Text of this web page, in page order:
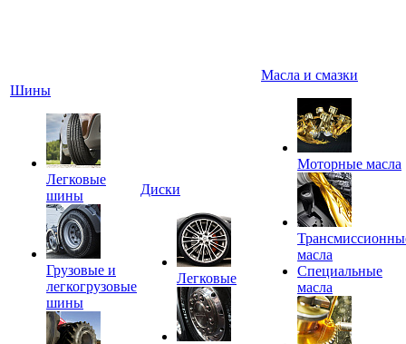
Шины
Легковые
шины
Грузовые и
легкогрузовые
шины
Диски
Легковые
Масла и смазки
Моторные масла
масла
Специальные
масла